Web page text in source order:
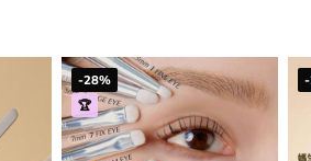
-28%
🏆